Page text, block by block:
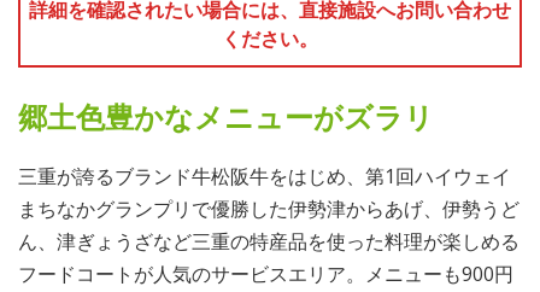
詳細を確認されたい場合には、直接施設へお問い合わせ
ください。
郷土色豊かなメニューがズラリ
三重が誇るブランド牛松阪牛をはじめ、第1回ハイウェイ
まちなかグランプリで優勝した伊勢津からあげ、伊勢うど
ん、津ぎょうざなど三重の特産品を使った料理が楽しめる
フードコートが人気のサービスエリア。メニューも900円